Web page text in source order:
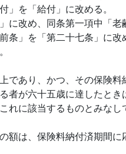
」を「給付」に改める。
に改め、同条第一項中「
条」を「第二十七条」に
であり、かつ、その保険
者が六十五歳に達したと
れに該当するものとみな
額は、保険料納付済期間